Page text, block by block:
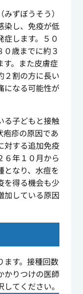
ずぼうそう）
染し、免疫が低
します。５０
歳までに約３
す。また皮膚症
２割の方に長い
になる可能性が
る子どもと接触
疱疹の原因であ
対する追加免疫
６年１０月から
となり、水痘を
を得る機会も少
加している原因
す。接種回数
かりつけの医師
てください。